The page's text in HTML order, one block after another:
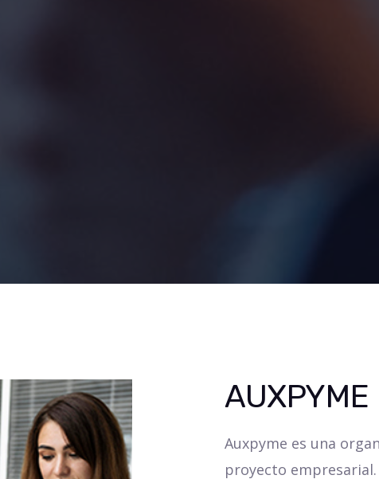
AUXPYME
Auxpyme es una
proyecto